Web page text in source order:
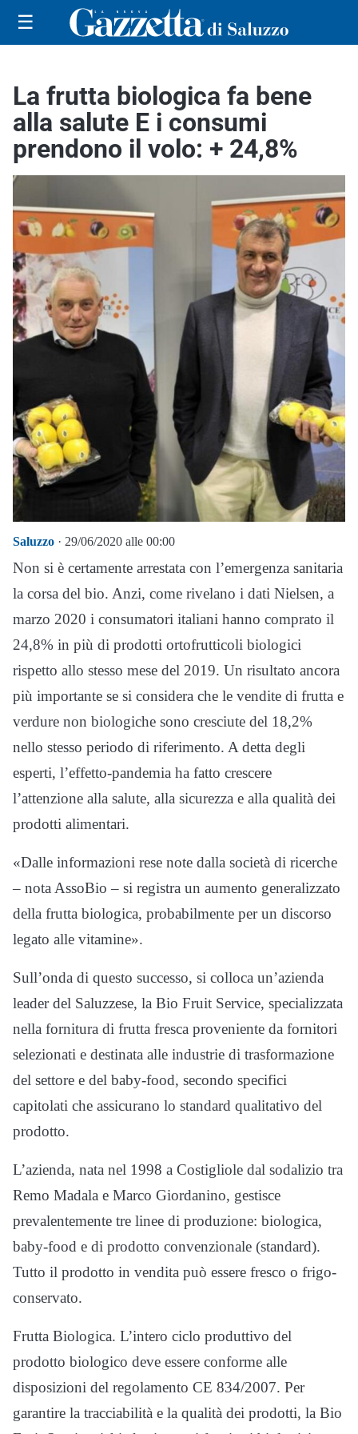
☰
La frutta biologica fa bene
alla salute E i consumi
prendono il volo: + 24,8%
Saluzzo · 29/06/2020 alle 00:00
Non si è certamente arrestata con l’emergenza sanitaria
la corsa del bio. Anzi, come rivelano i dati Nielsen, a
marzo 2020 i consumatori italiani hanno comprato il
24,8% in più di prodotti ortofrutticoli biologici
rispetto allo stesso mese del 2019. Un risultato ancora
più importante se si considera che le vendite di frutta e
verdure non biologiche sono cresciute del 18,2%
nello stesso periodo di riferimento. A detta degli
esperti, l’effetto-pandemia ha fatto crescere
l’attenzione alla salute, alla sicurezza e alla qualità dei
prodotti alimentari.
«Dalle informazioni rese note dalla società di ricerche
– nota AssoBio – si registra un aumento generalizzato
della frutta biologica, probabilmente per un discorso
legato alle vitamine».
Sull’onda di questo successo, si colloca un’azienda
leader del Saluzzese, la Bio Fruit Service, specializzata
nella fornitura di frutta fresca proveniente da fornitori
selezionati e destinata alle industrie di trasformazione
del settore e del baby-food, secondo specifici
capitolati che assicurano lo standard qualitativo del
prodotto.
L’azienda, nata nel 1998 a Costigliole dal sodalizio tra
Remo Madala e Marco Giordanino, gestisce
prevalentemente tre linee di produzione: biologica,
baby-food e di prodotto convenzionale (standard).
Tutto il prodotto in vendita può essere fresco o frigo-
conservato.
Frutta Biologica. L’intero ciclo produttivo del
prodotto biologico deve essere conforme alle
disposizioni del regolamento CE 834/2007. Per
garantire la tracciabilità e la qualità dei prodotti, la Bio